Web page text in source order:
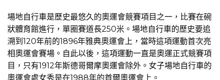
場地自行車是歷史最悠久的奧運會競賽項目之一，比賽在碗
狀體育館進行，單圈賽道長250米。場地自行車的歷史要追
溯到120年前的1896年雅典奧運會上，當時這項運動首次亮
相奧運會賽場。自此以後，這項運動一直是奧運正式競賽項
目，只有1912年斯德哥爾摩奧運會除外。女子場地自行車的
奧運會處女秀是在1988年的首爾奧運會上。